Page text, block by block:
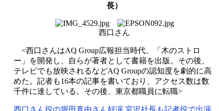
長）
西口さん
<西口さんはAQ Group広報担当時代、「木のストロ
ー」を開発し、自らが著者として書籍を出版。その後、
テレビでも放映されるなどAQ Groupの認知度を劇的に高
めた。記者も16本の記事を書いており、アクセス数は数
千件に達している。その後、東京都職員に転職>
西口さん役の堀田真由さん好演 宮沢社長も記者役で出演